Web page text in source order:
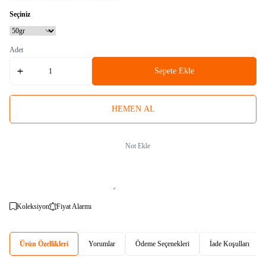
Seçiniz
Adet
Sepete Ekle
HEMEN AL
Not Ekle
Koleksiyon Fiyat Alarmı
Ürün Özellikleri Yorumlar Ödeme Seçenekleri İade Koşulları